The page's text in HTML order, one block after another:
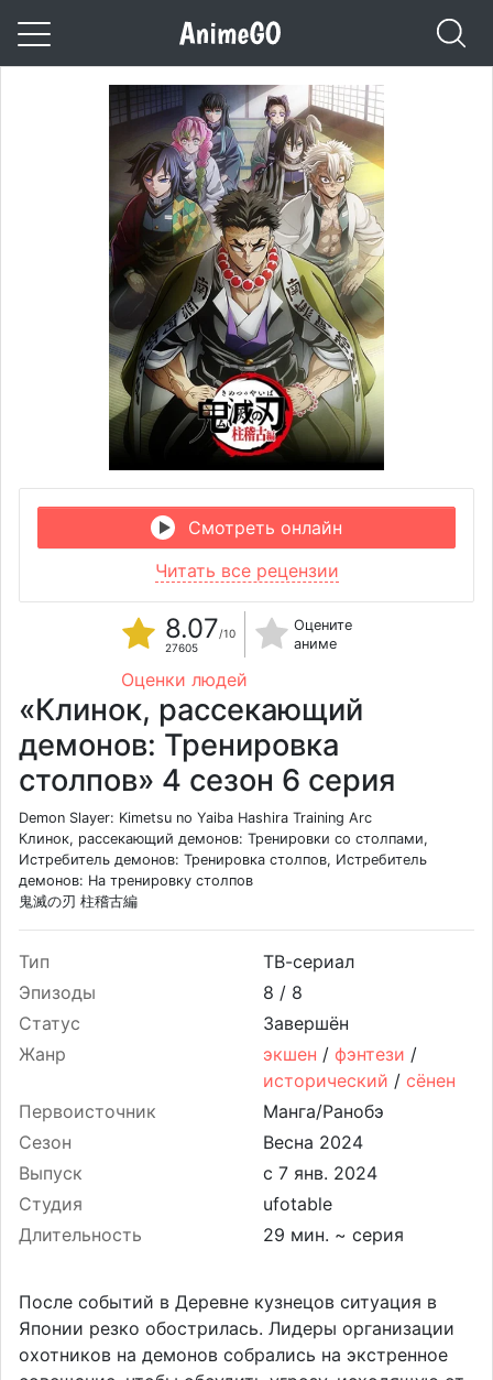
Смотреть онлайн
Читать все рецензии
8.07/10
27605
Оцените
аниме
Оценки людей
«Клинок, рассекающий
демонов: Тренировка
столпов» 4 сезон 6 серия
Demon Slayer: Kimetsu no Yaiba Hashira Training Arc
Клинок, рассекающий демонов: Тренировки со столпами,
Истребитель демонов: Тренировка столпов, Истребитель
демонов: На тренировку столпов
鬼滅の刃 柱稽古編
Тип
ТВ-сериал
Эпизоды
8 / 8
Статус
Завершён
Жанр
экшен / фэнтези /
исторический / сёнен
Первоисточник
Манга/Ранобэ
Сезон
Весна 2024
Выпуск
Студия
ufotable
Длительность
29 мин. ~ серия
После событий в Деревне кузнецов ситуация в
Японии резко обострилась. Лидеры организации
охотников на демонов собрались на экстренное